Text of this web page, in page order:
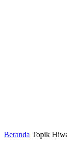
Beranda Topik